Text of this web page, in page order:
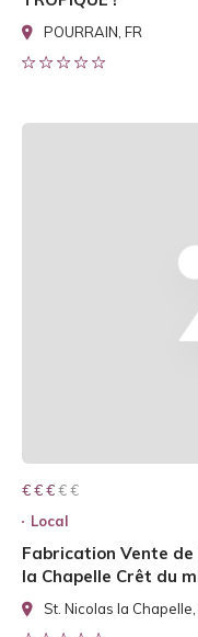
POURRAIN, FR
€ € € € €
€ € €
Local
Fabrication Vente
la Chapelle Crêt du
St. Nicolas la Chapelle,